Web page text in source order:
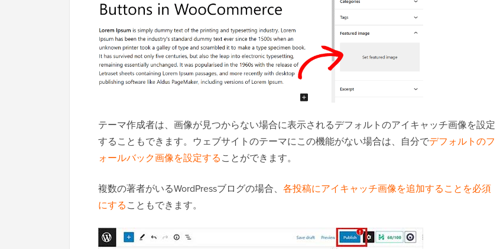
テーマ作成者は、画像が見つからない場合に表示されるデフォルトのアイキャッチ画像を設定
することもできます。ウェブサイトのテーマにこの機能がない場合は、自分でデフォルトのフ
ォールバック画像を設定することができます。
複数の著者がいるWordPressブログの場合、 各投稿にアイキャッチ画像を追加することを必須
にすることもできます。